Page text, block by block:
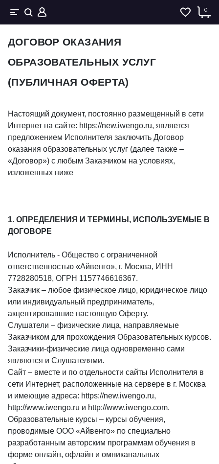
0
ДОГОВОР ОКАЗАНИЯ
ОБРАЗОВАТЕЛЬНЫХ УСЛУГ
(ПУБЛИЧНАЯ ОФЕРТА)
Настоящий документ, постоянно размещенный в сети
Интернет на сайте: https://new.iwengo.ru, является
предложением Исполнителя заключить Договор
оказания образовательных услуг (далее также –
«Договор») с любым Заказчиком на условиях,
изложенных ниже
1. ОПРЕДЕЛЕНИЯ И ТЕРМИНЫ, ИСПОЛЬЗУЕМЫЕ В
ДОГОВОРЕ
Исполнитель - Общество с ограниченной
ответственностью «Айвенго», г. Москва, ИНН
7728280518, ОГРН 1157746616367.
Заказчик – любое физическое лицо, юридическое лицо
или индивидуальный предприниматель,
акцептировавшие настоящую Оферту.
Слушатели – физические лица, направляемые
Заказчиком для прохождения Образовательных курсов.
Заказчики-физические лица одновременно сами
являются и Слушателями.
Сайт – вместе и по отдельности сайты Исполнителя в
сети Интернет, расположенные на сервере в г. Москва
и имеющие адреса: https://new.iwengo.ru,
http://www.iwengo.ru и http://www.iwengo.com.
Образовательные курсы – курсы обучения,
проводимые ООО «Айвенго» по специально
разработанным авторским программам обучения в
форме онлайн, офлайн и омниканальных